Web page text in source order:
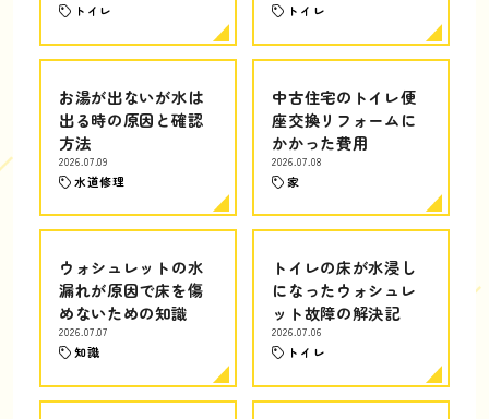
トイレ トイレ
お湯が出ないが水は
出る時の原因と確認
方法
2026.07.09
水道修理
中古住宅のトイレ便
座交換リフォームに
かかった費用
2026.07.08
家
ウォシュレットの水
漏れが原因で床を傷
めないための知識
2026.07.07
知識
トイレの床が水浸し
になったウォシュレ
ット故障の解決記
2026.07.06
トイレ